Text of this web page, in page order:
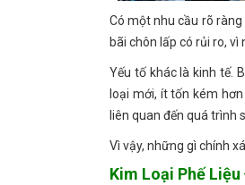
Có một nhu cầu rõ
bãi chôn lấp có rủi ro,
Yếu tố khác là kinh tế.
loại mới, ít tốn kém
liên quan đến quá trình
Vì vậy, những gì chính
Kim Loại Phế